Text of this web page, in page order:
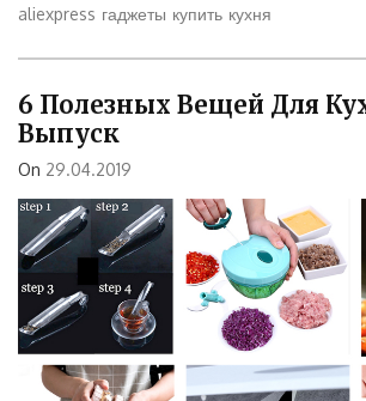
aliexpress гаджеты купить кухня
6 Полезных Вещей Для
Выпуск
On 29.04.2019